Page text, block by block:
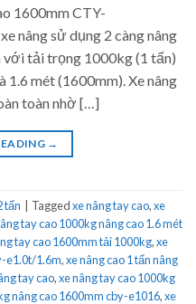
1600mm CTY-
nâng sử dụng 2 càng nâng
với tải trọng 1000kg (1 tấn)
mét (1600mm). Xe nâng
toàn nhờ […]
→
tấn Taggedxe nâng tay cao,xe
tay cao 1000kg nâng cao 1.6 mét
tay cao 1600mm tải 1000kg,xe
e1.0t/1.6m,xe nâng cao 1 tấn nâng
tay cao,xe nâng tay cao 1000kg
nâng cao 1600mm cby-e1016,xe